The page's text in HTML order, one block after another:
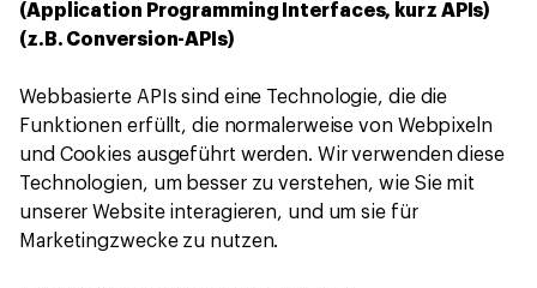
(Application Programming Interfaces, kurz APIs)
(z.B. Conversion-APIs)
Webbasierte APIs sind eine Technologie, die die
Funktionen erfüllt, die normalerweise von Webpixeln
und Cookies ausgeführt werden. Wir verwenden diese
Technologien, um besser zu verstehen, wie Sie mit
unserer Website interagieren, und um sie für
Marketingzwecke zu nutzen.